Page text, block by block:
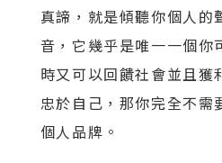
真諦，就是傾聽你個人的
音，它幾乎是唯一一個你
時又可以回饋社會並且獲
忠於自己，那你完全不需
個人品牌。